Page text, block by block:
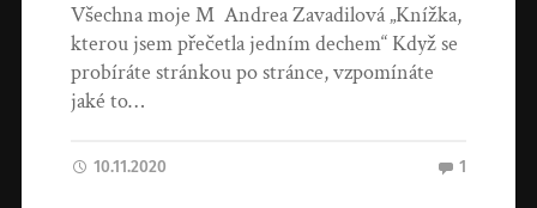
Všechna moje M Andrea Zavadilová „Knížka,
kterou jsem přečetla jedním dechem“ Když se
probíráte stránkou po stránce, vzpomínáte
jaké to…
10.11.2020 1